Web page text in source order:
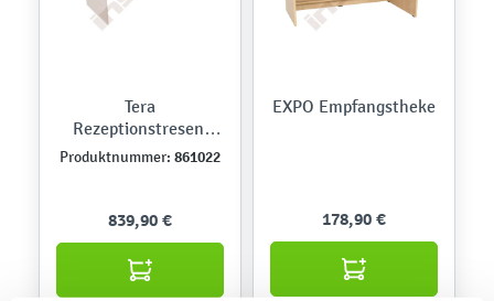
Tera
Rezeptionstresen,
Wände
Produktnummer: 861022
839,90 €
EXPO Empfangstheke
178,90 €